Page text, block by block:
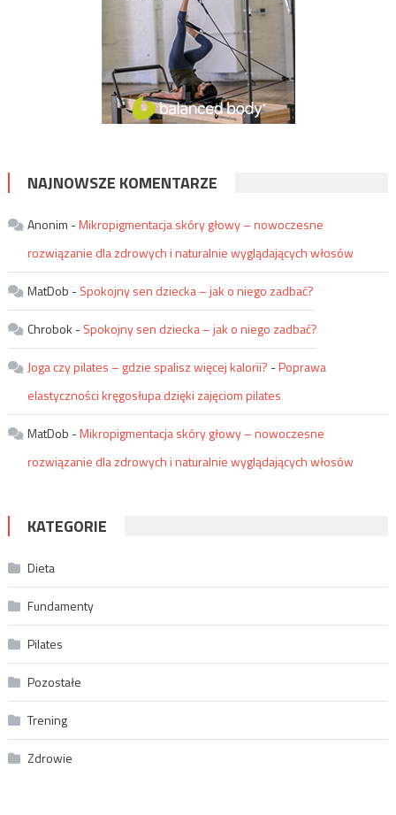
NAJNOWSZE KOMENTARZE
Anonim -Mikropigmentacja skóry głowy – nowoczesne
rozwiązanie dla zdrowych i naturalnie wyglądających włosów
MatDob -Spokojny sen dziecka – jak o niego zadbać?
Chrobok -Spokojny sen dziecka – jak o niego zadbać?
Joga czy pilates – gdzie spalisz więcej kalorii? -Poprawa
elastyczności kręgosłupa dzięki zajęciom pilates
MatDob -Mikropigmentacja skóry głowy – nowoczesne
rozwiązanie dla zdrowych i naturalnie wyglądających włosów
KATEGORIE
Dieta
Fundamenty
Pilates
Pozostałe
Trening
Zdrowie